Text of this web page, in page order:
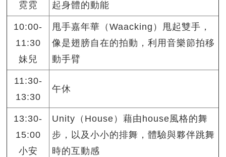
霓霓
起身體的動能
10:00-
11:30
妹兒
甩手嘉年華（Waacking）甩起雙手，
像是翅膀自在的拍動，利用音樂節拍移
動手臂
11:30-
13:30
午休
13:30-
15:00
小安
Unity（House）藉由house風格的舞
步，以及小小的排舞，體驗與夥伴跳舞
時的互動感